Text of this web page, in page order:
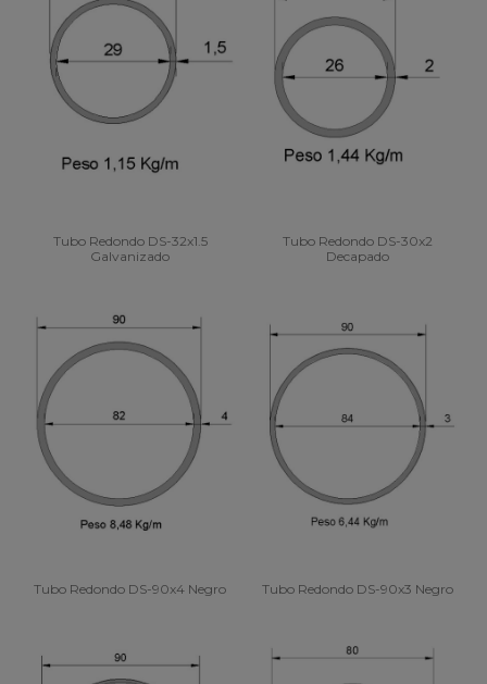
Tubo Redondo DS-32x1.5
Galvanizado
Tubo Redondo DS-30x2
Decapado
Tubo Redondo DS-90x4 Negro Tubo Redondo DS-90x3 Negro